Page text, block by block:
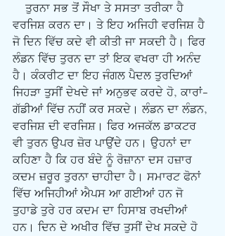
ਤੁਰਨਾ ਸਭ ਤੋਂ ਸੌਖਾ ਤੇ ਸਸਤਾ ਤਰੀਕਾ ਹੈ
ਵਰਜਿਸ਼ ਕਰਨ ਦਾ। ਤੇ ਇਹ ਅਜਿਹੀ ਵਰਜਿਸ਼ ਹੈ
ਜੋ ਦਿਨ ਵਿੱਚ ਕਦੇ ਵੀ ਕੀਤੀ ਜਾ ਸਕਦੀ ਹੈ। ਫਿਰ
ਲੰਡਨ ਵਿੱਚ ਤੁਰਨ ਦਾ ਤਾਂ ਇਕ ਵਖਰਾ ਹੀ ਅਨੰਦ
ਹੈ। ਕੰਕਰੀਟ ਦਾ ਇਹ ਜੰਗਲ ਪੈਦਲ ਤੁਰਦਿਆਂ
ਜਿਹੜਾ ਤੁਸੀਂ ਦੇਖਦੇ ਜਾਂ ਅਨੁਭਵ ਕਰਦੇ ਹੋ, ਕਾਰਾਂ-
ਗੱਡੀਆਂ ਵਿੱਚ ਨਹੀਂ ਕਰ ਸਕਦੇ। ਲੰਡਨ ਦਾ ਲੰਡਨ,
ਵਰਜਿਸ਼ ਦੀ ਵਰਜਿਸ਼। ਫਿਰ ਅਜਕੱਲ ਡਾਕਟਰ
ਵੀ ਤੁਰਨ ਉਪਰ ਜ਼ੋਰ ਪਾਉਂਦੇ ਹਨ। ਉਹਨਾਂ ਦਾ
ਕਹਿਣਾ ਹੈ ਕਿ ਹਰ ਬੰਦੇ ਨੂੰ ਰੋਜ਼ਾਨਾ ਦਸ ਹਜ਼ਾਰ
ਕਦਮ ਜ਼ਰੂਰ ਤੁਰਨਾ ਚਾਹੀਦਾ ਹੈ। ਸਮਾਰਟ ਫੋਨਾਂ
ਵਿੱਚ ਅਜਿਹੀਆਂ ਐਪਸ ਆ ਗਈਆਂ ਹਨ ਜੋ
ਤੁਹਾਡੇ ਤੁਰੇ ਹਰ ਕਦਮ ਦਾ ਹਿਸਾਬ ਰਖਦੀਆਂ
ਹਨ। ਦਿਨ ਦੇ ਅਖੀਰ ਵਿੱਚ ਤੁਸੀਂ ਦੇਖ ਸਕਦੇ ਹੋ